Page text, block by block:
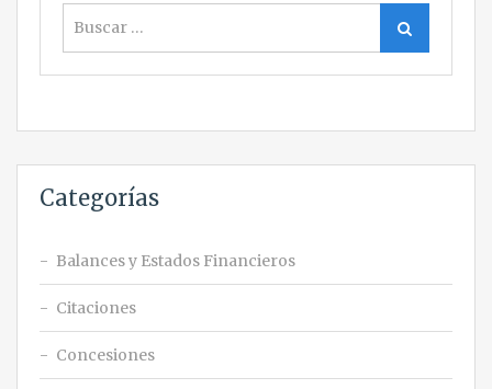
Buscar
Categorías
Balances y Estados Financieros
Citaciones
Concesiones